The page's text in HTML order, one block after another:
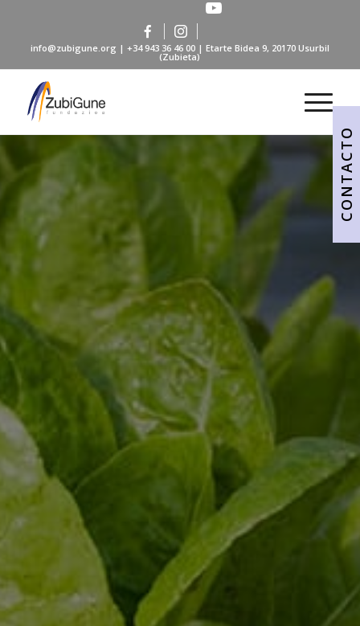
info@zubigune.org | +34 943 36 46 00 | Etarte Bidea 9, 20170 Usurbil
(Zubieta)
CONTACTO